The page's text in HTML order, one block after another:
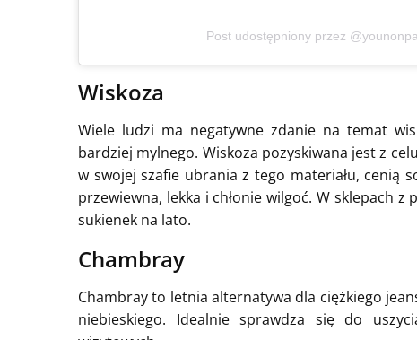
Post udostępniony przez
Wiskoza
Wiele ludzi ma negatywne zdanie na temat
bardziej mylnego. Wiskoza pozyskiwana jest z
w swojej szafie ubrania z tego materiału, cenią
przewiewna, lekka i chłonie wilgoć. W sklepach
sukienek na lato.
Chambray
Chambray to letnia alternatywa dla ciężkiego
niebieskiego. Idealnie sprawdza się do